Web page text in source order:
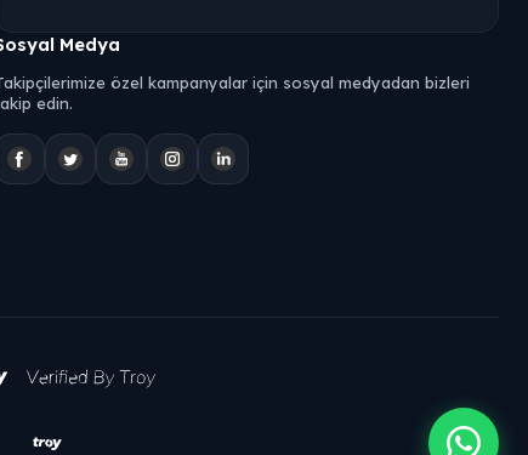
Medya
özel kampanyalar için sosyal medyadan bizleri
edin.